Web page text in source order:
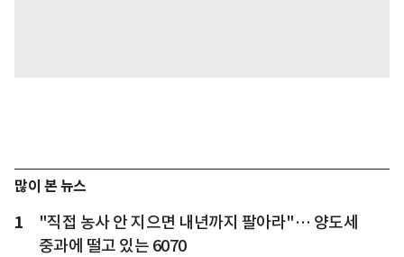
많이 본 뉴스
1
"직접 농사 안 지으면 내년까지 팔아라"… 양도세
중과에 떨고 있는 6070